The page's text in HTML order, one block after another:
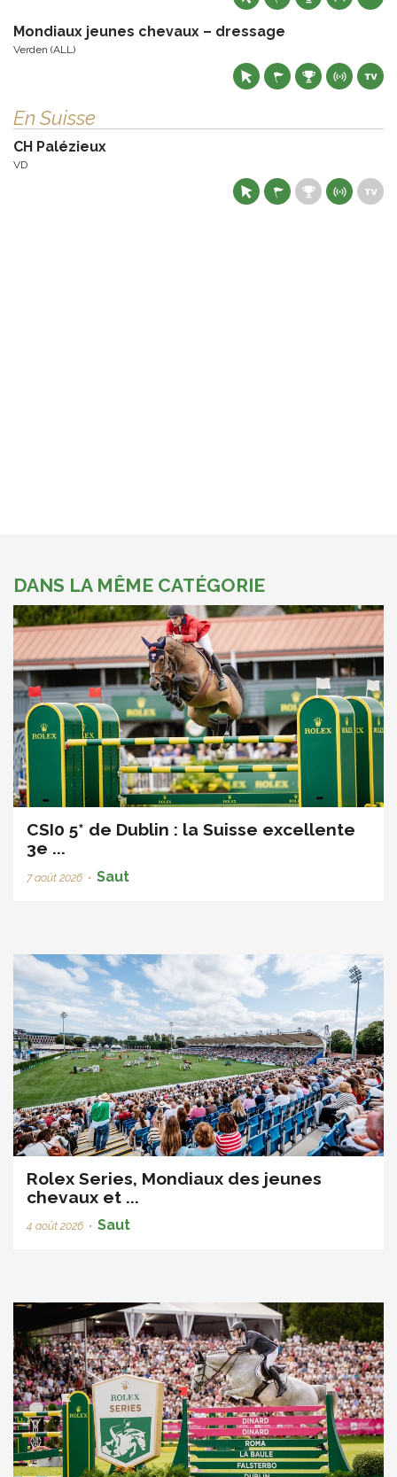
Mondiaux jeunes chevaux – dressage
Verden (ALL)
En Suisse
CH Palézieux
VD
DANS LA MÊME CATÉGORIE
CSI0 5* de Dublin : la Suisse excellente
3e ...
7 août 2026 • Saut
Rolex Series, Mondiaux des jeunes
chevaux et ...
4 août 2026 • Saut